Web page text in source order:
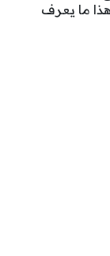
ما يعرف